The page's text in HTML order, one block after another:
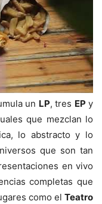
un LP, tres EP y
que mezclan lo
lo abstracto y lo
que son tan
en vivo
completas que
como el Teatro